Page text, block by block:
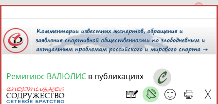
8 августа 2026 года,
СПОРТСМЕНЫ, ТРЕНЕРЫ И СПЕЦИАЛИСТЫ
Ремигиюс ВАЛЮЛИС в публикациях